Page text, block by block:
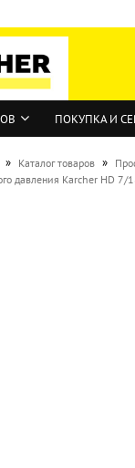
ПОКУПКА И
» Каталог товаров »
давления Karcher HD 7/